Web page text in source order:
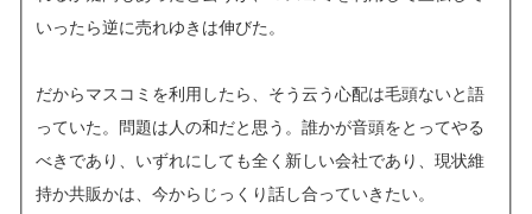
いったら逆に売れゆきは伸びた。
だからマスコミを利用したら、そう云う心配は毛頭ないと語
っていた。問題は人の和だと思う。誰かが音頭をとってやる
べきであり、いずれにしても全く新しい会社であり、現状維
持か共販かは、今からじっくり話し合っていきたい。